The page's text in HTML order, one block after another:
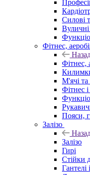
Силові
Фітнес,
Фітнес,
М'ячі
Фітнес
Пояси,
Залізо
Залізо
Гирі
Стійки
Гантелі